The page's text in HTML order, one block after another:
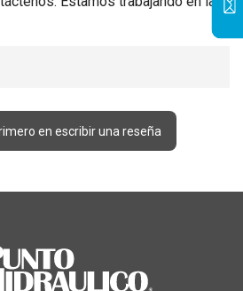
en escribir una reseña